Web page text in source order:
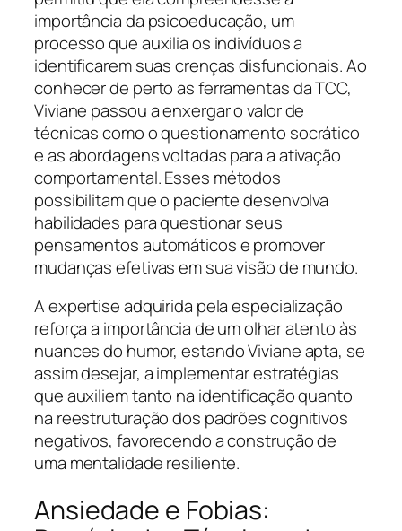
importância da psicoeducação, um
processo que auxilia os indivíduos a
identificarem suas crenças disfuncionais. Ao
conhecer de perto as ferramentas da TCC,
Viviane passou a enxergar o valor de
técnicas como o questionamento socrático
e as abordagens voltadas para a ativação
comportamental. Esses métodos
possibilitam que o paciente desenvolva
habilidades para questionar seus
pensamentos automáticos e promover
mudanças efetivas em sua visão de mundo.
A expertise adquirida pela especialização
reforça a importância de um olhar atento às
nuances do humor, estando Viviane apta, se
assim desejar, a implementar estratégias
que auxiliem tanto na identificação quanto
na reestruturação dos padrões cognitivos
negativos, favorecendo a construção de
uma mentalidade resiliente.
Ansiedade e Fobias: